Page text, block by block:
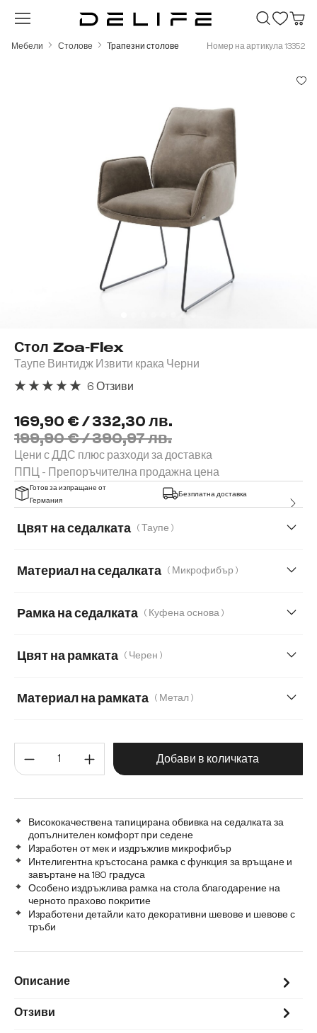
Преминете към основното съдържание
Мебели Столове Трапезни столове Номер на артикула 13352
Стол Zoa-Flex
Таупе Винтидж Извити крака Черни
169,90 € / 332,30 лв.
199,90 € / 390,97 лв.
Цени с ДДС плюс разходи за доставка
ППЦ - Препоръчителна продажна цена
6 Отзиви
Готов за изпращане от
Германия
Безплатна доставка
Цвят на седалката ( Таупе )
Материал на седалката ( Микрофибър )
Мека плюшена материя
Меко букле Мек текстилен плат с текстура
Рамка на седалката ( Куфена основа )
Цвят на рамката ( Черен )
Материал на рамката ( Метал )
Дърво Матирана неръждаема стомана
Количество на продукта:
Добави в количката
Висококачествена тапицирана обвивка на седалката за
допълнителен комфорт при седене
Изработен от мек и издръжлив микрофибър
Интелигентна кръстосана рамка с функция за връщане и
завъртане на 180 градуса
Особено издръжлива рамка на стола благодарение на
черното прахово покритие
Изработени детайли като декоративни шевове и шевове с
тръби
Описание
Отзиви